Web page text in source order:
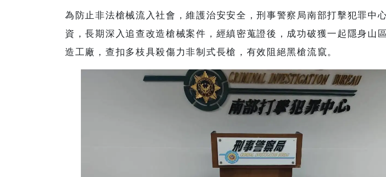
為防止非法槍械流入社會，維護治安安全，刑事警察局南部打擊犯罪中
資，長期深入追查改造槍械案件，經縝密蒐證後，成功破獲一起隱身山
造工廠，查扣多枝具殺傷力非制式長槍，有效阻絕黑槍流竄。